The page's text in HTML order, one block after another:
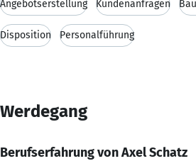
Angebotserstellung Kundenanfragen
Disposition Personalführung
Werdegang
Berufserfahrung von Axel Schatz